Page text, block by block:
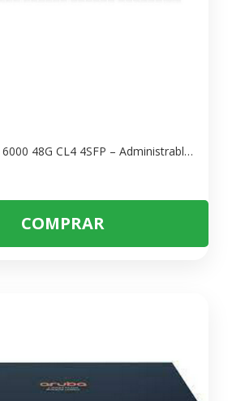
Switch Aruba 6000 48G CL4 4SFP – Administrable POE para Redes Empresariales
COMPRAR